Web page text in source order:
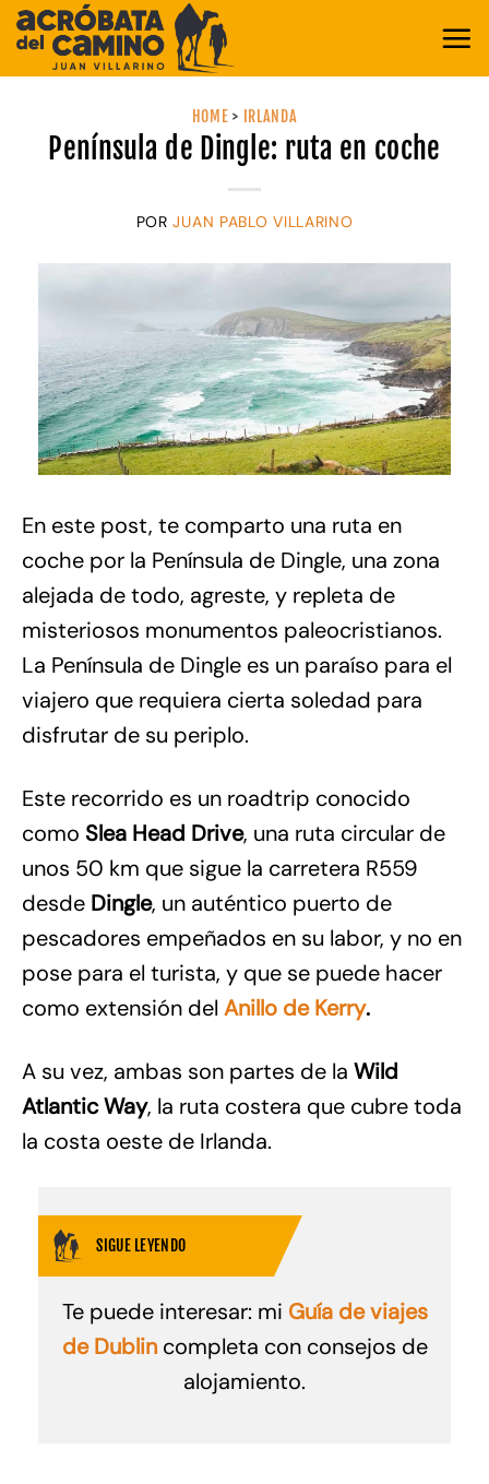
Saltar
contenido
HOME > IRLANDA
Península de Dingle: ruta en coche
PORJUAN PABLO VILLARINO
En este post, te comparto una ruta en
coche por la Península de Dingle, una zona
alejada de todo, agreste, y repleta de
misteriosos monumentos paleocristianos.
La Península de Dingle es un paraíso para el
viajero que requiera cierta soledad para
disfrutar de su periplo.
Este recorrido es un roadtrip conocido
como Slea Head Drive, una ruta circular de
unos 50 km que sigue la carretera R559
desde Dingle, un auténtico puerto de
pescadores empeñados en su labor, y no en
pose para el turista, y que se puede hacer
como extensión del Anillo de Kerry.
A su vez, ambas son partes de la Wild
Atlantic Way, la ruta costera que cubre toda
la costa oeste de Irlanda.
SIGUE LEYENDO
Te puede interesar: mi Guía de viajes
de Dublincompleta con consejos de
alojamiento.